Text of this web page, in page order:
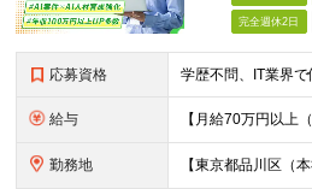
完全週休2日
応募資格
給与
勤務地